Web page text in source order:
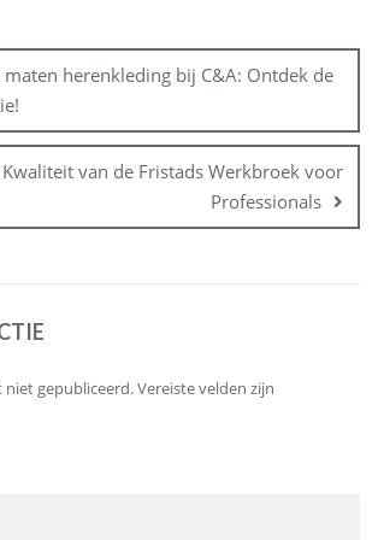
herenkleding bij C&A: Ontdek de
van de Fristads Werkbroek voor
Professionals
niet gepubliceerd.Vereiste velden zijn